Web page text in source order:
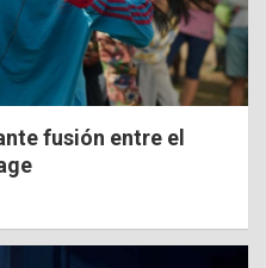
fusión entre el